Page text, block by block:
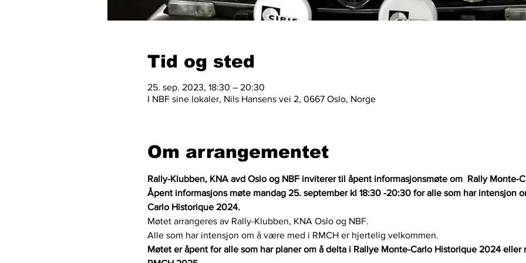
Tid og sted
25. sep. 2023, 18:30 – 20:30
I NBF sine lokaler, Nils Hansens vei 2, 0667 Oslo, Norge
Om arrangementet
Rally-Klubben, KNA avd Oslo og NBF inviterer til åpent informasjonsmøte om  Rally Monte-
Åpent informasjons møte mandag 25. september kl 18:30 -20:30 for alle som har intensjon
Carlo Historique 2024.
Møtet arrangeres av Rally-Klubben, KNA Oslo og NBF.
Alle som har intensjon om å være med i RMCH er hjertelig velkommen.
Møtet er åpent for alle som har planer om å delta i Rallye Monte-Carlo Historique 2024